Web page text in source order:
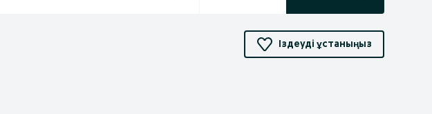
Іздеуді ұстаныңыз